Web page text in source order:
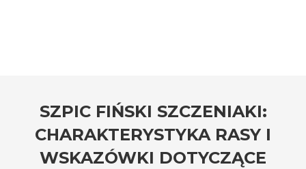
SZPIC FIŃSKI SZCZENIAKI:
CHARAKTERYSTYKA RASY I
WSKAZÓWKI DOTYCZĄCE